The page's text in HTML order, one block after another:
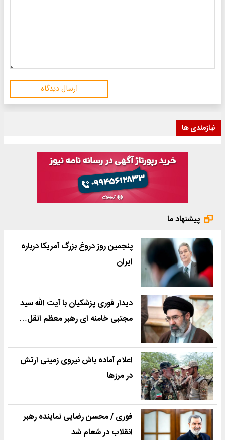
ارسال دیدگاه
نیازمندی ها
پیشنهاد ما
پنجمین روز دروغ بزرگ آمریکا درباره
ایران
دیدار فوری پزشکیان با آیت الله سید
مجتبی خامنه ای رهبر معظم انقل…
اعلام آماده باش نیروی زمینی ارتش
در مرزها
فوری / محسن رضایی نماینده رهبر
انقلاب در شعام شد